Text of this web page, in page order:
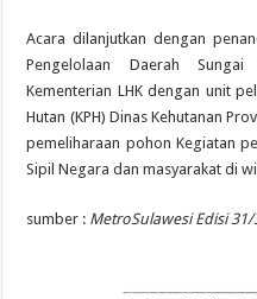
Acara dilanjutkan dengan
Pengelolaan Daerah
Kementerian LHK dengan unit
Hutan (KPH) Dinas Kehutanan
pemeliharaan pohon Kegiatan
Sipil Negara dan masyarakat di
sumber : MetroSulawesi Edisi